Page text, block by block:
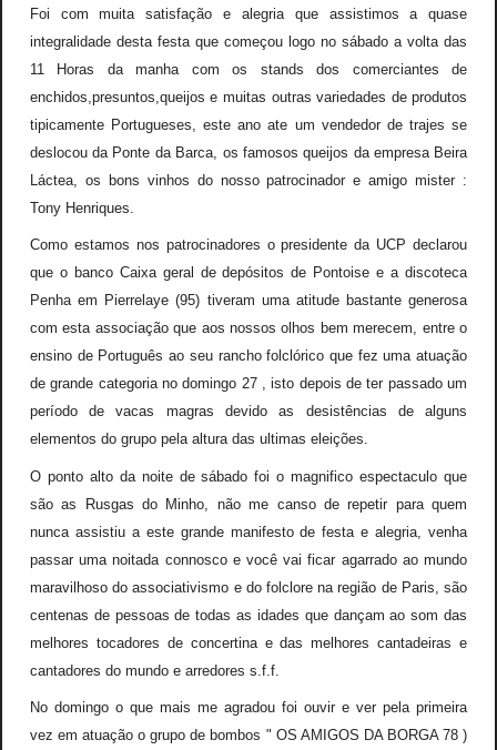
Foi com muita satisfação e alegria que assistimos a quase
integralidade desta festa que começou logo no sábado a volta das
11 Horas da manha com os stands dos comerciantes de
enchidos,presuntos,queijos e muitas outras variedades de produtos
tipicamente Portugueses, este ano ate um vendedor de trajes se
deslocou da Ponte da Barca, os famosos queijos da empresa Beira
Láctea, os bons vinhos do nosso patrocinador e amigo mister :
Tony Henriques.
Como estamos nos patrocinadores o presidente da UCP declarou
que o banco Caixa geral de depósitos de Pontoise e a discoteca
Penha em Pierrelaye (95) tiveram uma atitude bastante generosa
com esta associação que aos nossos olhos bem merecem, entre o
ensino de Português ao seu rancho folclórico que fez uma atuação
de grande categoria no domingo 27 , isto depois de ter passado um
período de vacas magras devido as desistências de alguns
elementos do grupo pela altura das ultimas eleições.
O ponto alto da noite de sábado foi o magnifico espectaculo que
são as Rusgas do Minho, não me canso de repetir para quem
nunca assistiu a este grande manifesto de festa e alegria, venha
passar uma noitada connosco e você vai ficar agarrado ao mundo
maravilhoso do associativismo e do folclore na região de Paris, são
centenas de pessoas de todas as idades que dançam ao som das
melhores tocadores de concertina e das melhores cantadeiras e
cantadores do mundo e arredores s.f.f.
No domingo o que mais me agradou foi ouvir e ver pela primeira
vez em atuação o grupo de bombos " OS AMIGOS DA BORGA 78 )